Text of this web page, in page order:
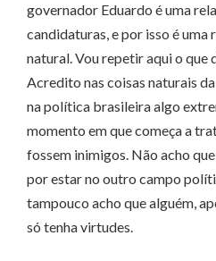
governador Eduardo é uma
candidaturas, e por isso é
natural. Vou repetir aqui o que
Acredito nas coisas naturais
na política brasileira algo
momento em que começa a
fossem inimigos. Não acho
por estar no outro campo
tampouco acho que alguém,
só tenha virtudes.